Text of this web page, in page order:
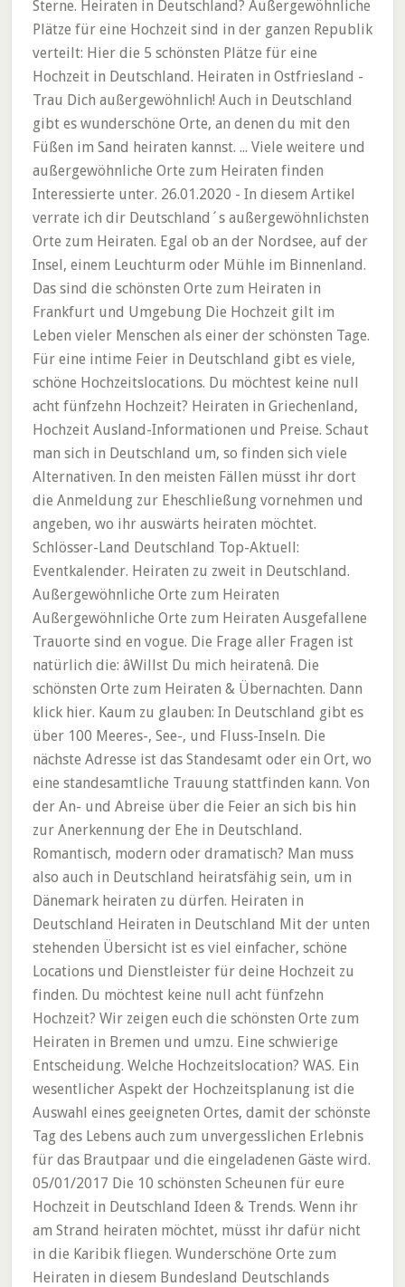
Sterne. Heiraten in Deutschland? Außergewöhnliche
Plätze für eine Hochzeit sind in der ganzen Republik
verteilt: Hier die 5 schönsten Plätze für eine
Hochzeit in Deutschland. Heiraten in Ostfriesland -
Trau Dich außergewöhnlich! Auch in Deutschland
gibt es wunderschöne Orte, an denen du mit den
Füßen im Sand heiraten kannst. ... Viele weitere und
außergewöhnliche Orte zum Heiraten finden
Interessierte unter. 26.01.2020 - In diesem Artikel
verrate ich dir Deutschland´s außergewöhnlichsten
Orte zum Heiraten. Egal ob an der Nordsee, auf der
Insel, einem Leuchturm oder Mühle im Binnenland.
Das sind die schönsten Orte zum Heiraten in
Frankfurt und Umgebung Die Hochzeit gilt im
Leben vieler Menschen als einer der schönsten Tage.
Für eine intime Feier in Deutschland gibt es viele,
schöne Hochzeitslocations. Du möchtest keine null
acht fünfzehn Hochzeit? Heiraten in Griechenland,
Hochzeit Ausland-Informationen und Preise. Schaut
man sich in Deutschland um, so finden sich viele
Alternativen. In den meisten Fällen müsst ihr dort
die Anmeldung zur Eheschließung vornehmen und
angeben, wo ihr auswärts heiraten möchtet.
Schlösser-Land Deutschland Top-Aktuell:
Eventkalender. Heiraten zu zweit in Deutschland.
Außergewöhnliche Orte zum Heiraten
Außergewöhnliche Orte zum Heiraten Ausgefallene
Trauorte sind en vogue. Die Frage aller Fragen ist
natürlich die: âWillst Du mich heiratenâ. Die
schönsten Orte zum Heiraten & Übernachten. Dann
klick hier. Kaum zu glauben: In Deutschland gibt es
über 100 Meeres-, See-, und Fluss-Inseln. Die
nächste Adresse ist das Standesamt oder ein Ort, wo
eine standesamtliche Trauung stattfinden kann. Von
der An- und Abreise über die Feier an sich bis hin
zur Anerkennung der Ehe in Deutschland.
Romantisch, modern oder dramatisch? Man muss
also auch in Deutschland heiratsfähig sein, um in
Dänemark heiraten zu dürfen. Heiraten in
Deutschland Heiraten in Deutschland Mit der unten
stehenden Übersicht ist es viel einfacher, schöne
Locations und Dienstleister für deine Hochzeit zu
finden. Du möchtest keine null acht fünfzehn
Hochzeit? Wir zeigen euch die schönsten Orte zum
Heiraten in Bremen und umzu. Eine schwierige
Entscheidung. Welche Hochzeitslocation? WAS. Ein
wesentlicher Aspekt der Hochzeitsplanung ist die
Auswahl eines geeigneten Ortes, damit der schönste
Tag des Lebens auch zum unvergesslichen Erlebnis
für das Brautpaar und die eingeladenen Gäste wird.
05/01/2017 Die 10 schönsten Scheunen für eure
Hochzeit in Deutschland Ideen & Trends. Wenn ihr
am Strand heiraten möchtet, müsst ihr dafür nicht
in die Karibik fliegen. Wunderschöne Orte zum
Heiraten in diesem Bundesland Deutschlands